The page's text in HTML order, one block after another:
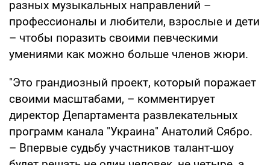
разных музыкальных направлений –
профессионалы и любители, взрослые и дети
– чтобы поразить своими певческими
умениями как можно больше членов жюри.
"Это грандиозный проект, который поражает
своими масштабами, – комментирует
директор Департамента развлекательных
программ канала "Украина" Анатолий Сябро.
– Впервые судьбу участников талант-шоу